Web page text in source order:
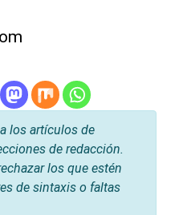
los artículos de
de redacción.
los que estén
de sintaxis o faltas